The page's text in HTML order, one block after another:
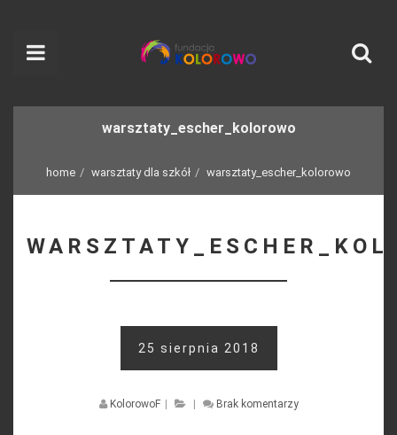
warsztaty_escher_kolorowo
home warsztaty dla szkół warsztaty_escher_kolorowo
25 sierpnia 2018
KolorowoF Brak komentarzy